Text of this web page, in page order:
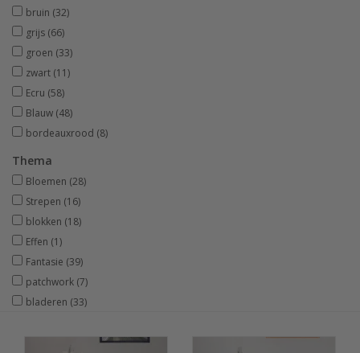
bruin (32)
grijs (66)
groen (33)
zwart (11)
Ecru (58)
Blauw (48)
bordeauxrood (8)
Thema
Bloemen (28)
Strepen (16)
blokken (18)
Effen (1)
Fantasie (39)
patchwork (7)
bladeren (33)